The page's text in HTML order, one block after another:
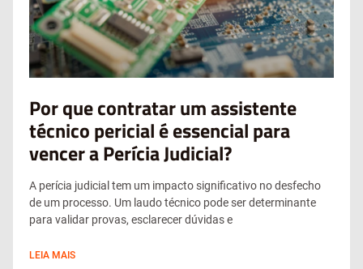
Por que contratar um assistente
técnico pericial é essencial para
vencer a Perícia Judicial?
A perícia judicial tem um impacto significativo no desfecho
de um processo. Um laudo técnico pode ser determinante
para validar provas, esclarecer dúvidas e
LEIA MAIS